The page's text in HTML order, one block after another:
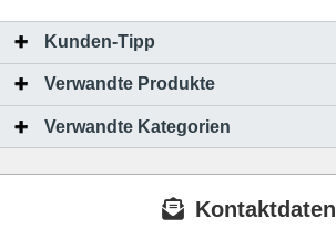
Kunden-Tipp
Verwandte Produkte
Verwandte Kategorien
Kontaktdaten